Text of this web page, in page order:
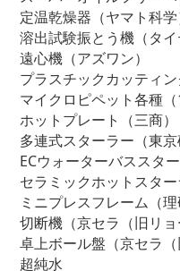
定温乾燥器（ヤマト科学
溶出試験振とう機（タイ
遠心機（アズワン）
プラスチックカッティ
マイクロピペット各種
ホットプレート（三商）
多連式スターラー（東京
ECウォーターバススタ
セラミックホットスター
ミニプレスフレーム（理
切断機（京セラ（旧リョ
卓上ボール盤（京セラ（
超純水